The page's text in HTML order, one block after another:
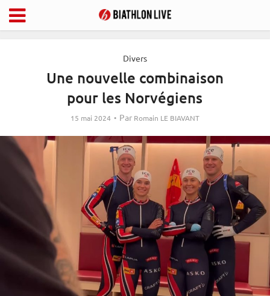
Divers
Une nouvelle combinaison
pour les Norvégiens
15 mai 2024 Par Romain LE BIAVANT